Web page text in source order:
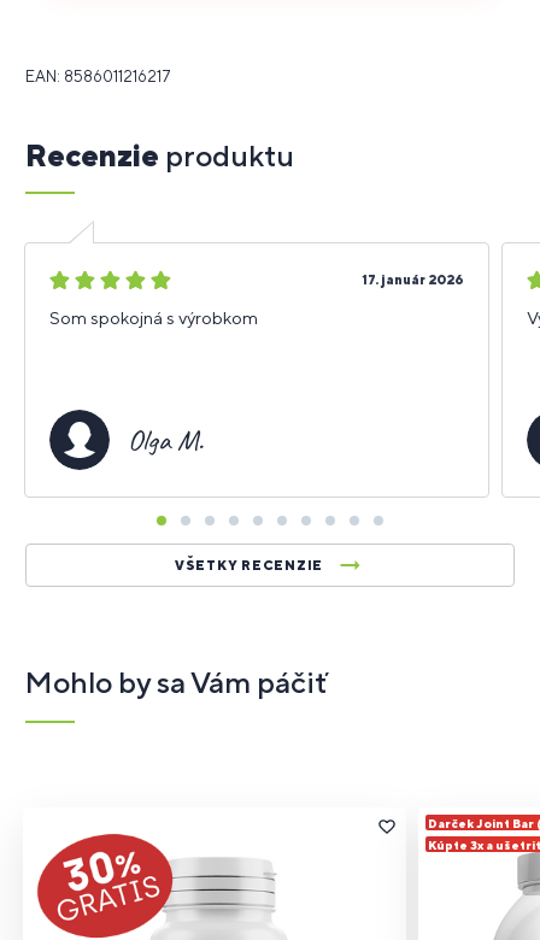
EAN: 8586011216217
Recenzie produktu
VŠETKY RECENZIE
5
17. január 2026
Som spokojná s výrobkom
Olga M.
5
Mohlo by sa Vám páčiť
Darček Joint Bar
Kúpte 3x a